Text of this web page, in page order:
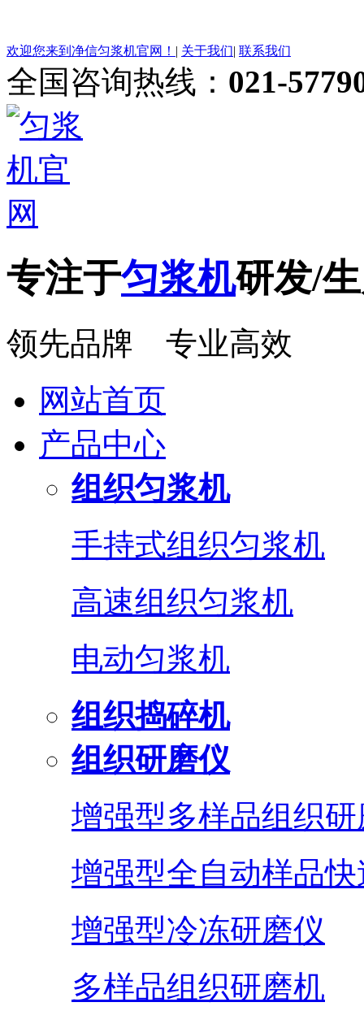
欢迎您来到净信匀浆机官网！ | 关于我们| 联系我们
全国咨询热线： 021-
专注于匀浆机研发/
领先品牌 专业高效
网站首页
产品中心
组织匀浆机
手持式组织匀浆机
高速组织匀浆机
电动匀浆机
组织捣碎机
组织研磨仪
增强型多样品组织
增强型全自动样品
增强型冷冻研磨仪
多样品组织研磨机